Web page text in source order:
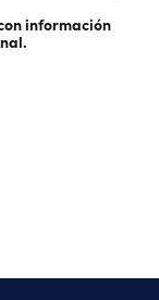
información